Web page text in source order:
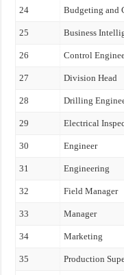
24 Budgeting and
25 Business
26 Control
27 Division Head
28 Drilling
29 Electrical
30 Engineer
31 Engineering
32 Field Manager
33 Manager
34 Marketing
35 Production